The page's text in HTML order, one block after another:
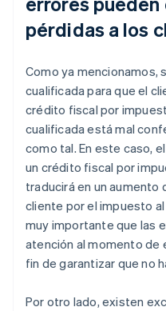
pérdidas a los
Como ya mencionamos,
cualificada para que el
crédito fiscal por
cualificada está mal
como tal. En este caso,
un crédito fiscal por
traducirá en un aumento
cliente por el impuesto
muy importante que las
atención al momento de
fin de garantizar que no
Por otro lado, existen